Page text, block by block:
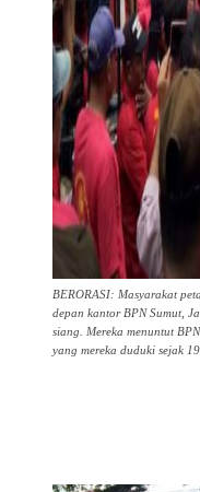
BERORASI: Masyarakat
depan kantor BPN Sumut,
siang. Mereka menuntut
yang mereka duduki sejak